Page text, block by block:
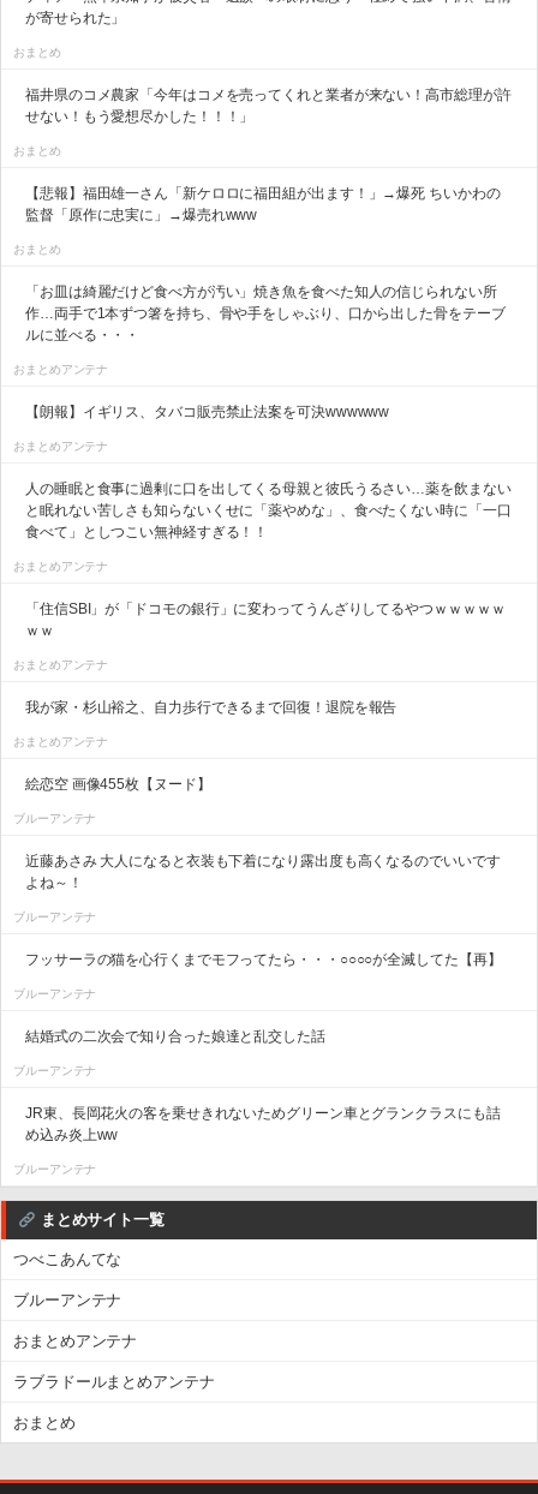
が寄せられた」
おまとめ
福井県のコメ農家「今年はコメを売ってくれと業者が来ない！高市総理が許
せない！もう愛想尽かした！！！」
おまとめ
【悲報】福田雄一さん「新ケロロに福田組が出ます！」→爆死 ちいかわの
監督「原作に忠実に」→爆売れwww
おまとめ
「お皿は綺麗だけど食べ方が汚い」焼き魚を食べた知人の信じられない所
作…両手で1本ずつ箸を持ち、骨や手をしゃぶり、口から出した骨をテーブ
ルに並べる・・・
おまとめアンテナ
【朗報】イギリス、タバコ販売禁止法案を可決wwwwww
おまとめアンテナ
人の睡眠と食事に過剰に口を出してくる母親と彼氏うるさい…薬を飲まない
と眠れない苦しさも知らないくせに「薬やめな」、食べたくない時に「一口
食べて」としつこい無神経すぎる！！
おまとめアンテナ
「住信SBI」が「ドコモの銀行」に変わってうんざりしてるやつｗｗｗｗｗ
ｗｗ
おまとめアンテナ
我が家・杉山裕之、自力歩行できるまで回復！退院を報告
おまとめアンテナ
絵恋空 画像455枚【ヌード】
ブルーアンテナ
近藤あさみ 大人になると衣装も下着になり露出度も高くなるのでいいです
よね～！
ブルーアンテナ
フッサーラの猫を心行くまでモフってたら・・・○○○○が全滅してた【再】
ブルーアンテナ
結婚式の二次会で知り合った娘達と乱交した話
ブルーアンテナ
JR東、長岡花火の客を乗せきれないためグリーン車とグランクラスにも詰
め込み炎上ww
ブルーアンテナ
まとめサイト一覧
つべこあんてな
ブルーアンテナ
おまとめアンテナ
ラブラドールまとめアンテナ
おまとめ